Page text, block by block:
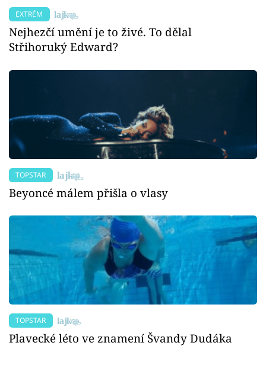
EXTRÉM
Nejhezčí umění je to živé. To dělal
Střihoruký Edward?
TOPSTAR
Beyoncé málem přišla o vlasy
TOPSTAR
Plavecké léto ve znamení Švandy Dudáka